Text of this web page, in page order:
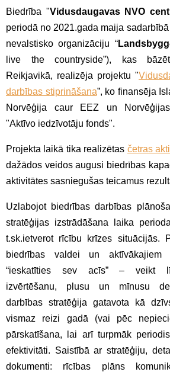
Biedrība "Vidusdaugavas NVO
periodā no 2021.gada maija
nevalstisko organizāciju “
live the countryside”), kas
Reikjavikā, realizēja projektu "
darbības stiprināšana”, ko finansēja
Norvēģija caur EEZ un
"Aktīvo iedzīvotāju fonds".
Projekta laikā tika realizētas četras
dažādos veidos augusi biedrības
aktivitātes sasniegušas teicamus
Uzlabojot biedrības darbības
stratēģijas izstrādāšana laika
t.sk.ietverot rīcību krīzes situācijās.
biedrības valdei un aktīvākajiem
“ieskatīties sev acīs” – veikt
izvērtēšanu, plusu un mīnusu
darbības stratēģija gatavota kā
vismaz reizi gadā (vai pēc
pārskatīšana, lai arī turpmāk
efektivitāti. Saistībā ar stratēģiju,
dokumenti: rīcības plāns